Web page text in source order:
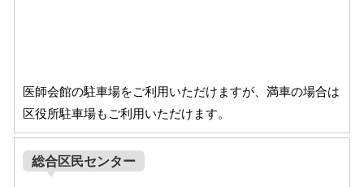
医師会館の駐車場をご利用いただけますが、満車の場合は
区役所駐車場もご利用いただけます。
総合区民センター